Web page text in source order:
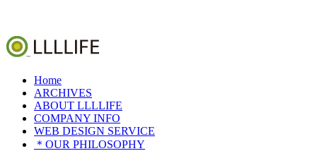
Home
ARCHIVES
ABOUT LLLLIFE
COMPANY INFO
WEB DESIGN SERVICE
＊OUR PHILOSOPHY